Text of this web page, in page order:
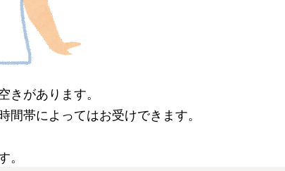
があります。
帯によってはお受けできます。